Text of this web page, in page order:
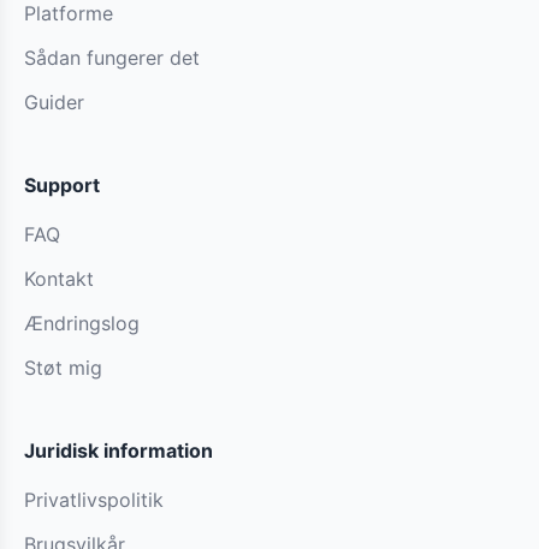
Platforme
Sådan fungerer det
Guider
Support
FAQ
Kontakt
Ændringslog
Støt mig
Juridisk information
Privatlivspolitik
Brugsvilkår